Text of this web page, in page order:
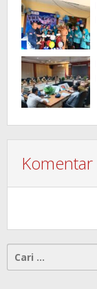
Komentar
Cari
untuk: